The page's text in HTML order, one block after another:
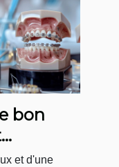
bon
adultes
et d'une